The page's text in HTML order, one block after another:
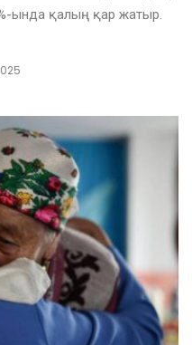
ында қалың қар жатыр.